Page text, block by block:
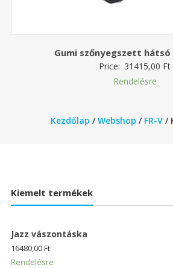
Gumi szőnyegszett hátsó
Price: 31415,00 Ft
Rendelésre
Kezdőlap /Webshop / FR-V/
Kiemelt termékek
Jazz vászontáska
16480,00Ft
Rendelésre